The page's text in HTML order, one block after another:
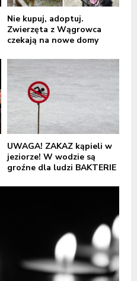
Nie kupuj, adoptuj.
Zwierzęta z Wągrowca
czekają na nowe domy
UWAGA! ZAKAZ kąpieli w
jeziorze! W wodzie są
groźne dla ludzi BAKTERIE